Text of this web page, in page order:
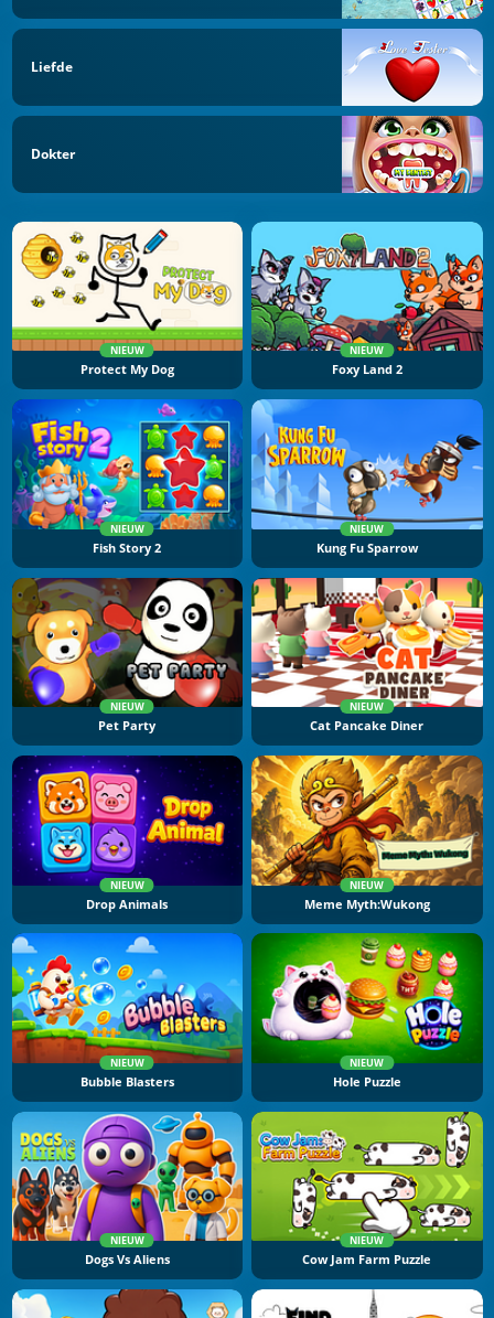
Liefde
Dokter
NIEUW
Protect My Dog
NIEUW
Foxy Land 2
NIEUW
Fish Story 2
NIEUW
Kung Fu Sparrow
NIEUW
Pet Party
NIEUW
Cat Pancake Diner
NIEUW
Drop Animals
NIEUW
Meme Myth:Wukong
NIEUW
Bubble Blasters
NIEUW
Hole Puzzle
NIEUW
Dogs Vs Aliens
NIEUW
Cow Jam Farm Puzzle